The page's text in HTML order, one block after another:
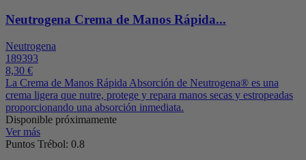
Neutrogena Crema de Manos Rápida...
Neutrogena
189393
8,30 €
La Crema de Manos Rápida Absorción de Neutrogena® es una
crema ligera que nutre, protege y repara manos secas y estropeadas
proporcionando una absorción inmediata.
Disponible próximamente
Ver más
Puntos Trébol: 0.8